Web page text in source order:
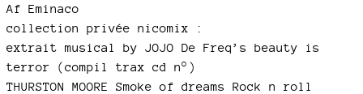
Af Eminaco
collection privée nicomix :
extrait musical by JOJO De Freq’s beauty is
terror (compil trax cd n°)
THURSTON MOORE Smoke of dreams Rock n roll